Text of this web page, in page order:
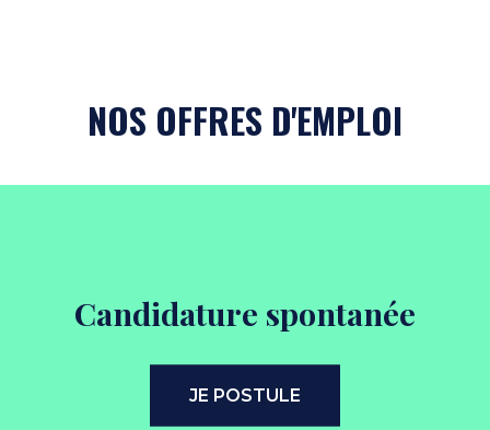
NOS OFFRES D'EMPLOI
Candidature spontanée
JE POSTULE